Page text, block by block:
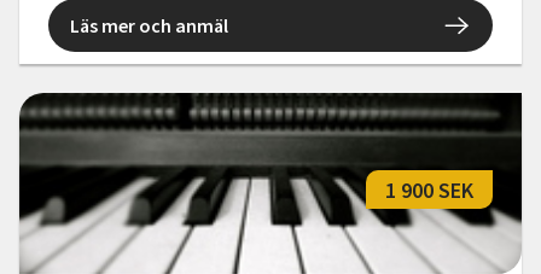
Läs mer och anmäl
1 900 SEK